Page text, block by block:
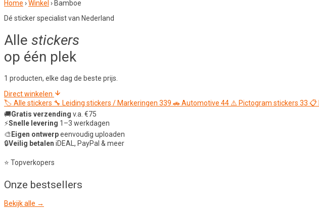
Home ›Winkel › Bamboe
Dé sticker specialist van Nederland
Alle stickers
op één plek
1 producten, elke dag de beste prijs.
Direct winkelen
🏷️ Alle stickers 🔧 Leiding stickers / Markeringen 339 🚗Automotive 44 ⚠️ Pictogram stickers 33 📋
🚚Gratis verzending v.a. €75
⚡Snelle levering 1–3 werkdagen
🎨 Eigen ontwerpeenvoudig uploaden
🔒Veilig betalen iDEAL, PayPal & meer
⭐ Topverkopers
Onze bestsellers
Bekijk alle →